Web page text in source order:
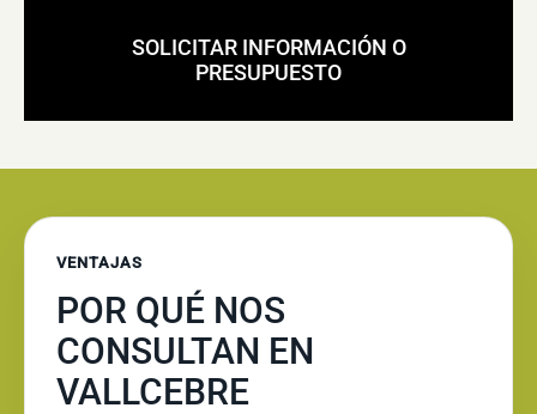
SOLICITAR INFORMACIÓN O
PRESUPUESTO
VENTAJAS
POR QUÉ NOS
CONSULTAN EN
VALLCEBRE